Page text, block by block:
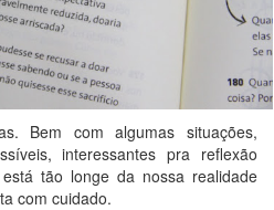
Bem com algumas situações,
interessantes pra reflexão
tão longe da nossa realidade
com cuidado.